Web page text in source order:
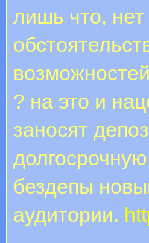
лишь что, нет
? на это и
заносят
бездепы
аудитории.